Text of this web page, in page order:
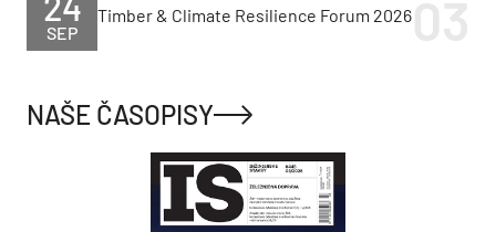
SEP
Timber & Climate Resilience Forum 2026
NAŠE ČASOPISY